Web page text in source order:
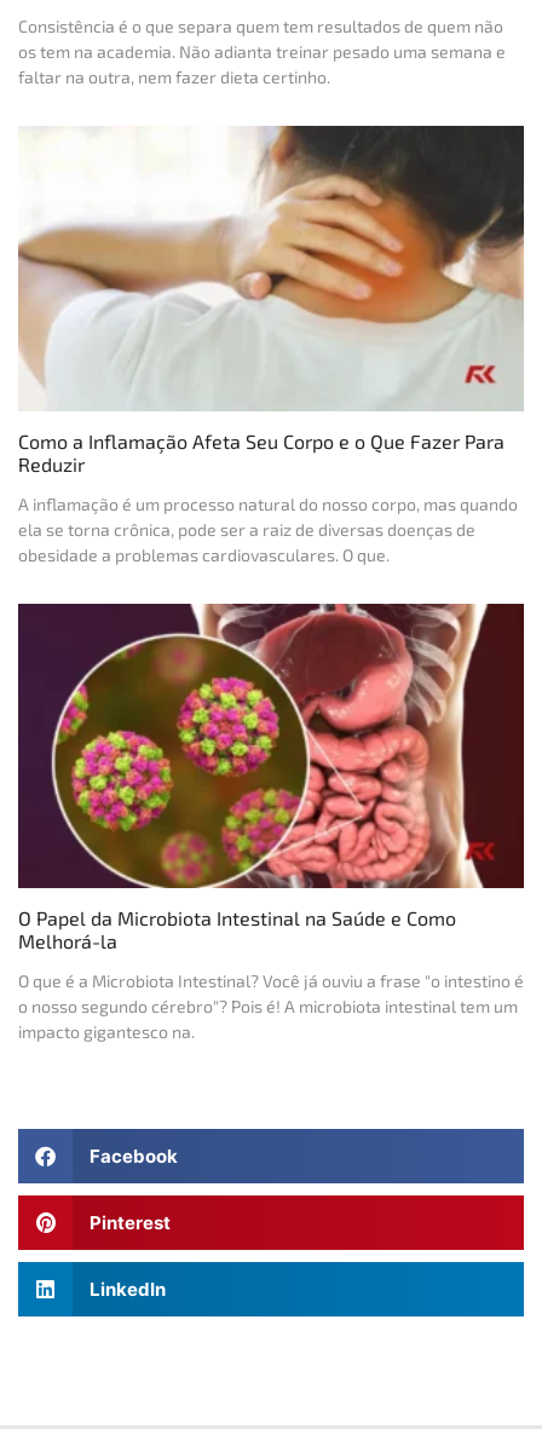
Consistência é o que separa quem tem resultados de quem não
os tem na academia. Não adianta treinar pesado uma semana e
faltar na outra, nem fazer dieta certinho.
Como a Inflamação Afeta Seu Corpo e o Que Fazer Para
Reduzir
A inflamação é um processo natural do nosso corpo, mas quando
ela se torna crônica, pode ser a raiz de diversas doenças de
obesidade a problemas cardiovasculares. O que.
O Papel da Microbiota Intestinal na Saúde e Como
Melhorá-la
O que é a Microbiota Intestinal? Você já ouviu a frase "o intestino é
o nosso segundo cérebro"? Pois é! A microbiota intestinal tem um
impacto gigantesco na.
Facebook
Pinterest
LinkedIn